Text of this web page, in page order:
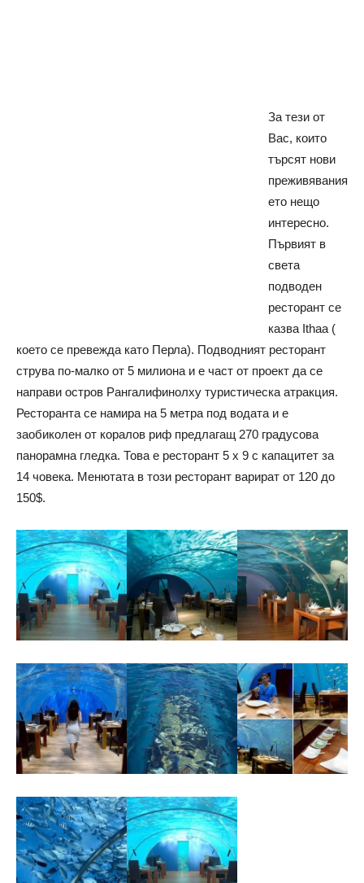
За тези от
Вас, които
търсят нови
преживявания
ето нещо
интересно.
Първият в
света
подводен
ресторант се
казва Ithaa (
което се превежда като Перла). Подводният ресторант
струва по-малко от 5 милиона и е част от проект да се
направи остров Рангалифинолху туристическа атракция.
Ресторанта се намира на 5 метра под водата и е
заобиколен от коралов риф предлагащ 270 градусова
панорамна гледка. Това е ресторант 5 x 9 с капацитет за
14 човека. Менютата в този ресторант варират от 120 до
150$.